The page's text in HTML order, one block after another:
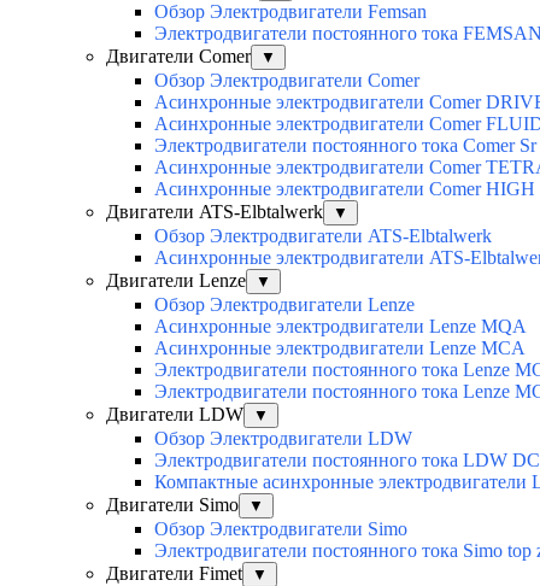
Обзор Электродвигатели Femsan
Электродвигатели постоянного тока
Двигатели Comer
▼
Обзор Электродвигатели Comer
Асинхронные электродвигатели Сomer
Асинхронные электродвигатели Сomer
Электродвигатели постоянного тока Сomer
Асинхронные электродвигатели Сomer
Асинхронные электродвигатели Сomer HIGH
Двигатели ATS-Elbtalwerk
▼
Обзор Электродвигатели ATS-Elbtalwerk
Асинхронные электродвигатели ATS-
Двигатели Lenze
▼
Обзор Электродвигатели Lenze
Асинхронные электродвигатели Lenze MQA
Асинхронные электродвигатели Lenze MCA
Электродвигатели постоянного тока Lenze
Электродвигатели постоянного тока Lenze
Двигатели LDW
▼
Обзор Электродвигатели LDW
Электродвигатели постоянного тока LDW DC
Компактные асинхронные электродвигатели
Двигатели Simo
▼
Обзор Электродвигатели Simo
Электродвигатели постоянного тока Simo top
Двигатели Fimet
▼